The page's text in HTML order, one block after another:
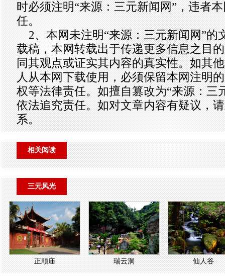
时必须注明“来源：三元新闻网”，违者
任。
2、本网未注明“来源：三元新闻网”的
载稿，本网转载出于传递更多信息之目
同其观点或证实其内容的真实性。如其
人从本网下载使用，必须保留本网注明
权等法律责任。如擅自篡改为“来源：三
依法追究责任。如对文章内容有疑议，
系。
相关阅读
三元风光
正顺庙 瑞云洞 仙人谷